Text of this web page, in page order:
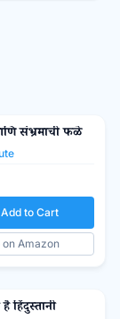
favorite_border
संभ्रमाची फळे
Add to Cart
on Amazon
हिंदुस्तानी